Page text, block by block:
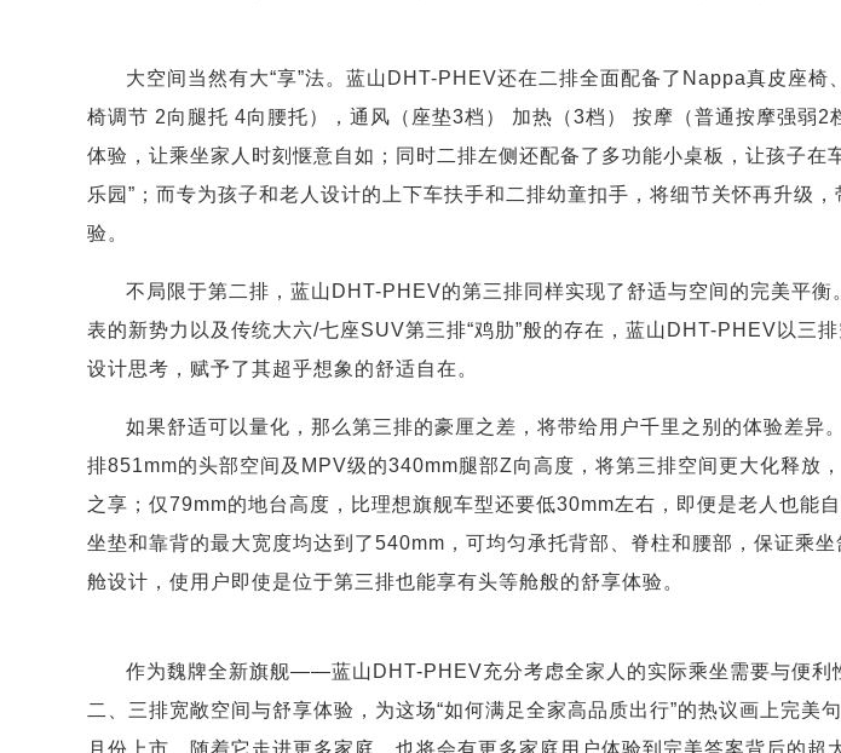
大空间当然有大“享”法。蓝山DHT-PHEV还在二排全面配备了Nappa真皮座椅
椅调节 2向腿托 4向腰托），通风（座垫3档） 加热（3档） 按摩（普通按摩强弱2
体验，让乘坐家人时刻惬意自如；同时二排左侧还配备了多功能小桌板，让孩子在
乐园”；而专为孩子和老人设计的上下车扶手和二排幼童扣手，将细节关怀再升级
验。
不局限于第二排，蓝山DHT-PHEV的第三排同样实现了舒适与空间的完美平衡
表的新势力以及传统大六/七座SUV第三排“鸡肋”般的存在，蓝山DHT-PHEV以三
设计思考，赋予了其超乎想象的舒适自在。
如果舒适可以量化，那么第三排的豪厘之差，将带给用户千里之别的体验差异
排851mm的头部空间及MPV级的340mm腿部Z向高度，将第三排空间更大化释放
之享；仅79mm的地台高度，比理想旗舰车型还要低30mm左右，即便是老人也能
坐垫和靠背的最大宽度均达到了540mm，可均匀承托背部、脊柱和腰部，保证乘
舱设计，使用户即使是位于第三排也能享有头等舱般的舒享体验。
作为魏牌全新旗舰——蓝山DHT-PHEV充分考虑全家人的实际乘坐需要与便利
二、三排宽敞空间与舒享体验，为这场“如何满足全家高品质出行”的热议画上完美
月份上市，随着它走进更多家庭，也将会有更多家庭用户体验到完美答案背后的超